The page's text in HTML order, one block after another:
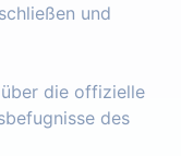
und
die offizielle
des